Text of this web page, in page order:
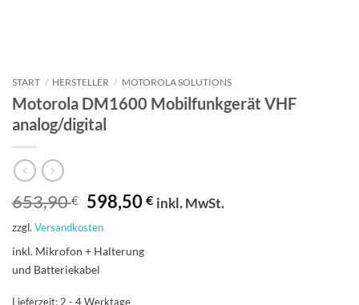
START / HERSTELLER / MOTOROLA SOLUTIONS
Motorola DM1600 Mobilfunkgerät VHF
analog/digital
653,90€ Ursprünglicher
Preis
war:
653,90 €
598,50€Aktueller
inkl. MwSt.
zzgl. Versandkosten
inkl. Mikrofon + Halterung
und Batteriekabel
Lieferzeit: 2 - 4 Werktage